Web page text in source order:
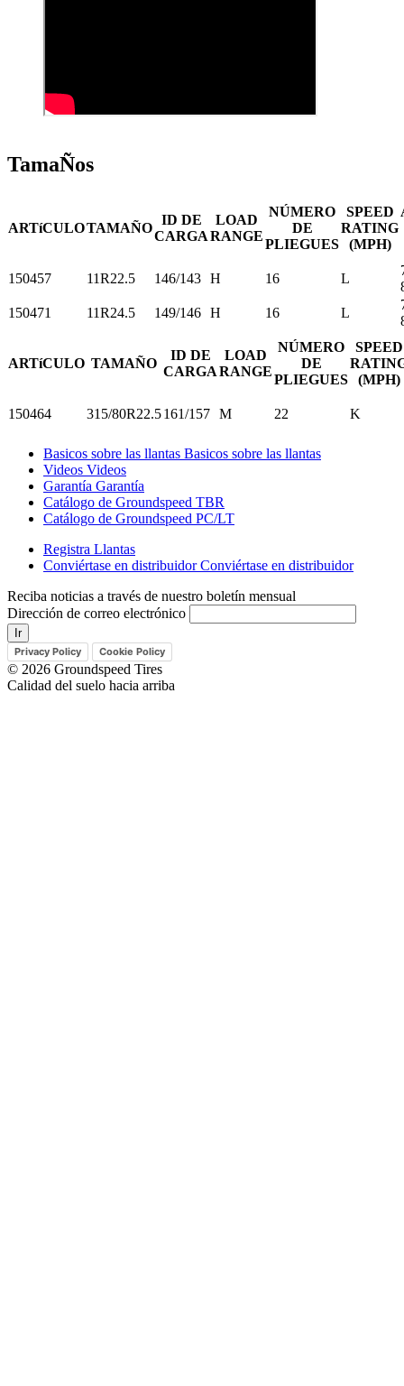
TamaÑos
ARTíCULOTAMAÑO
ID DE
CARGA
LOAD
RANGE
NÚMERO
DE
PLIEGUES
SPEED
RATING
(MPH)
150457 11R22.5 146/143 H 16 L
150471
11R24.5 149/146 H 16 L
ARTíCULO TAMAÑO
ID DE
CARGA
LOAD
RANGE
NÚMERO
DE
PLIEGUES
SPEED
(MPH)
150464 315/80R22.5161/157 M 22 K
Basicos sobre las llantas Basicos sobre las llantas
Videos Videos
Garantía Garantía
Catálogo de Groundspeed TBR
Catálogo de Groundspeed PC/LT
Registra Llantas
Conviértase en distribuidorConviértase en distribuidor
Reciba noticias a través de nuestro boletín mensual
Dirección de correo electrónico
Privacy Policy Cookie Policy
© 2026 Groundspeed Tires
Calidad del suelo hacia arriba